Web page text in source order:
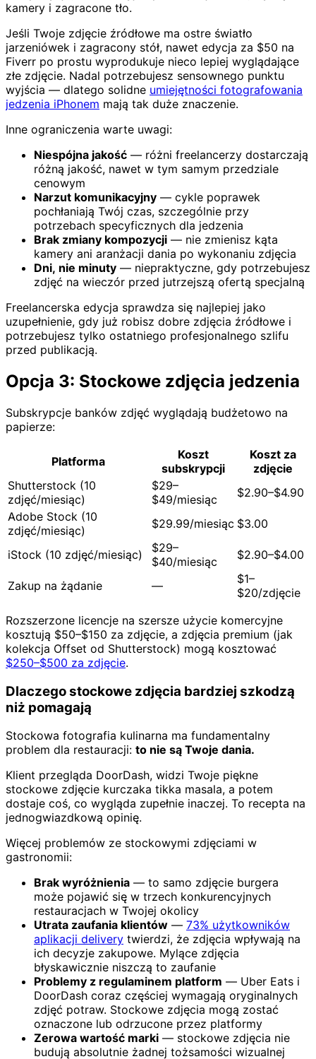
kamery i zagracone tło.
Jeśli Twoje zdjęcie źródłowe ma ostre światło
jarzeniówek i zagracony stół, nawet edycja za $50 na
Fiverr po prostu wyprodukuje nieco lepiej wyglądające
złe zdjęcie. Nadal potrzebujesz sensownego punktu
wyjścia — dlatego solidne umiejętności fotografowania
jedzenia iPhonem mają tak duże znaczenie.
Inne ograniczenia warte uwagi:
Niespójna jakość — różni freelancerzy dostarczają
różną jakość, nawet w tym samym przedziale
cenowym
Narzut komunikacyjny — cykle poprawek
pochłaniają Twój czas, szczególnie przy
potrzebach specyficznych dla jedzenia
Brak zmiany kompozycji — nie zmienisz kąta
kamery ani aranżacji dania po wykonaniu zdjęcia
Dni, nie minuty — niepraktyczne, gdy potrzebujesz
zdjęć na wieczór przed jutrzejszą ofertą specjalną
Freelancerska edycja sprawdza się najlepiej jako
uzupełnienie, gdy już robisz dobre zdjęcia źródłowe i
potrzebujesz tylko ostatniego profesjonalnego szlifu
przed publikacją.
Opcja 3: Stockowe zdjęcia jedzenia
Subskrypcje banków zdjęć wyglądają budżetowo na
papierze:
Platforma
Koszt
subskrypcji
Koszt za
zdjęcie
Shutterstock (10
zdjęć/miesiąc)
$29–
$49/miesiąc
$2.90–$4.90
Adobe Stock (10
zdjęć/miesiąc)
$29.99/miesiąc $3.00
iStock (10 zdjęć/miesiąc)
$29–
$40/miesiąc
$2.90–$4.00
Zakup na żądanie —
$1–
$20/zdjęcie
Rozszerzone licencje na szersze użycie komercyjne
kosztują $50–$150 za zdjęcie, a zdjęcia premium (jak
kolekcja Offset od Shutterstock) mogą kosztować
$250–$500 za zdjęcie.
Dlaczego stockowe zdjęcia bardziej szkodzą
niż pomagają
Stockowa fotografia kulinarna ma fundamentalny
problem dla restauracji: to nie są Twoje dania.
Klient przegląda DoorDash, widzi Twoje piękne
stockowe zdjęcie kurczaka tikka masala, a potem
dostaje coś, co wygląda zupełnie inaczej. To recepta na
jednogwiazdkową opinię.
Więcej problemów ze stockowymi zdjęciami w
gastronomii:
Brak wyróżnienia — to samo zdjęcie burgera
może pojawić się w trzech konkurencyjnych
restauracjach w Twojej okolicy
Utrata zaufania klientów — 73% użytkowników
aplikacji delivery twierdzi, że zdjęcia wpływają na
ich decyzje zakupowe. Mylące zdjęcia
błyskawicznie niszczą to zaufanie
Problemy z regulaminem platform — Uber Eats i
DoorDash coraz częściej wymagają oryginalnych
zdjęć potraw. Stockowe zdjęcia mogą zostać
oznaczone lub odrzucone przez platformy
Zerowa wartość marki — stockowe zdjęcia nie
budują absolutnie żadnej tożsamości wizualnej